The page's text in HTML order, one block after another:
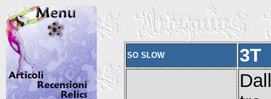
SO SLOW
3T